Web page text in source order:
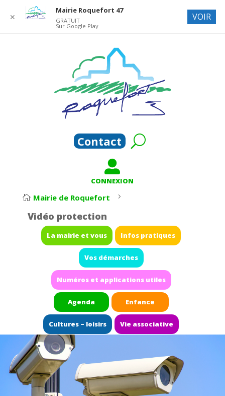
Contact

CONNEXION
 Mairie de Roquefort 5
Vidéo protection
La mairie et vous Infos pratiques
Vos démarches
Numéros et applications utiles
Agenda Enfance
Cultures – loisirs Vie associative
✕
Mairie Roquefort 47
GRATUIT
Sur Google Play
VOIR